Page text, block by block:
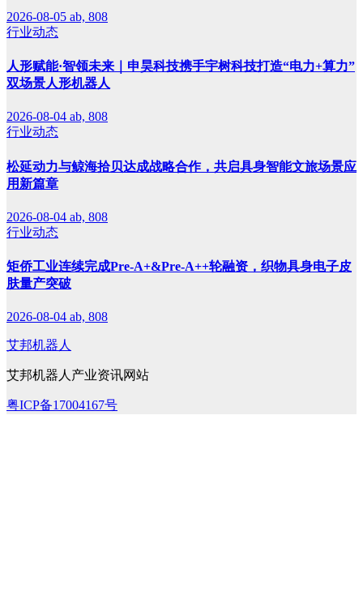
2026-08-05 ab, 808
行业动态
人形赋能·智领未来｜申昊科技携手宇树科技打造“电力+算力”
双场景人形机器人
2026-08-04 ab, 808
行业动态
松延动力与鲸海拾贝达成战略合作，共启具身智能文旅场景应
用新篇章
2026-08-04 ab, 808
行业动态
矩侨工业连续完成Pre-A+&Pre-A++轮融资，织物具身电子皮
肤量产突破
2026-08-04 ab, 808
艾邦机器人
艾邦机器人产业资讯网站
粤ICP备17004167号